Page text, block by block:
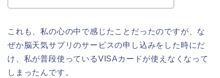
これも、私の心の中で感じたことだったのですが、な
ぜか脳天気サプリのサービスの申し込みをした時にだ
け、私が普段使っているVISAカードが使えなくなって
しまったんです。